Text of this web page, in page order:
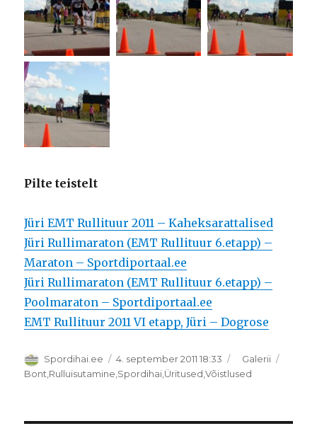
Pilte teistelt
Jüri EMT Rullituur 2011 – Kaheksarattalised
Jüri Rullimaraton (EMT Rullituur 6.etapp) –
Maraton – Sportdiportaal.ee
Jüri Rullimaraton (EMT Rullituur 6.etapp) –
Poolmaraton – Sportdiportaal.ee
EMT Rullituur 2011 VI etapp, Jüri – Dogrose
Autor
Spordihai.ee Postitatud
4. september 2011 18:33 Formaat
Galerii
Rubriigid
Bont Rulluisutamine Spordihai Üritused ,Võistlused